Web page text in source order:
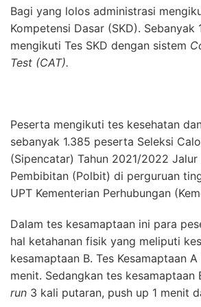
Bagi yang lolos administrasi
Kompetensi Dasar (SKD). Sebanyak
mengikuti Tes SKD dengan sistem
Test (CAT).
Peserta mengikuti tes kesehatan
sebanyak 1.385 peserta Seleksi
(Sipencatar) Tahun 2021/2022 Jalur
Pembibitan (Polbit) di perguruan
UPT Kementerian Perhubungan
Dalam tes kesamaptaan ini para
hal ketahanan fisik yang meliputi
kesamaptaan B. Tes Kesamaptaan
menit. Sedangkan tes kesamaptaan
run 3 kali putaran, push up 1 menit